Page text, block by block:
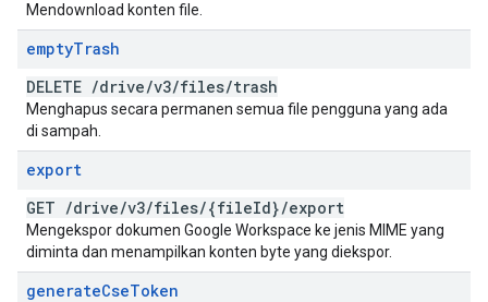
Mendownload konten file.
emptyTrash
DELETE /drive/v3/files/trash
Menghapus secara permanen semua file pengguna yang ada
di sampah.
export
GET /drive/v3/files/{fileId}/export
Mengekspor dokumen Google Workspace ke jenis MIME yang
diminta dan menampilkan konten byte yang diekspor.
generateCseToken